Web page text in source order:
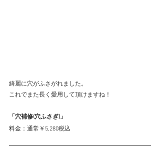
綺麗に穴がふさがれました。
これでまた長く愛用して頂けますね！
「穴補修(穴ふさぎ)」
料金：通常￥5,280税込